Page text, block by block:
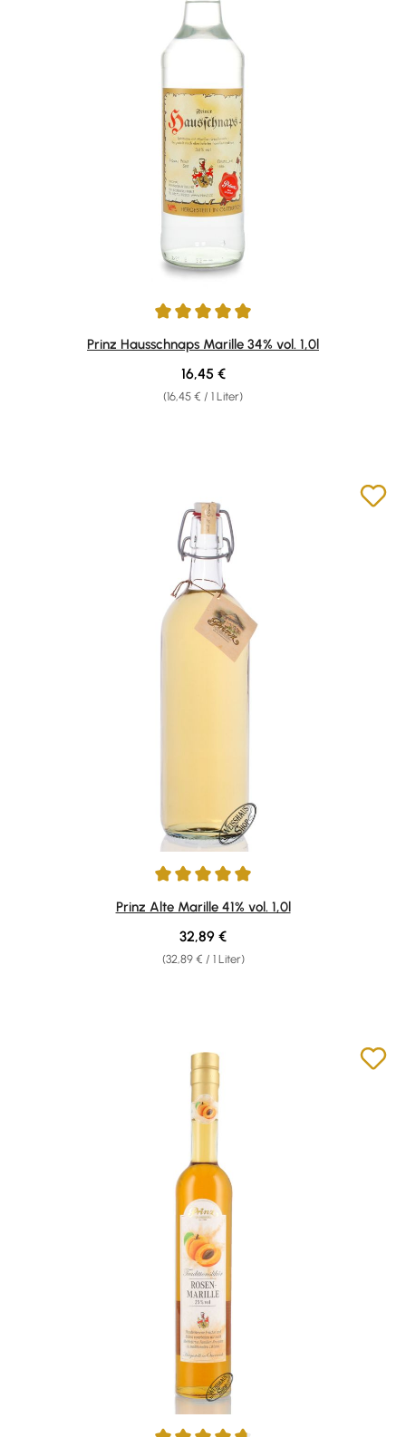
Durchschnittliche Bewertung von 4.92 von 5 Sternen
Prinz Hausschnaps Marille 34% vol. 1,0l
(16,45 € / 1 Liter)
Regulärer Preis:
16,45 €
Durchschnittliche Bewertung von 4.96 von 5 Sternen
Prinz Alte Marille 41% vol. 1,0l
(32,89 € / 1 Liter)
Regulärer Preis:
32,89 €